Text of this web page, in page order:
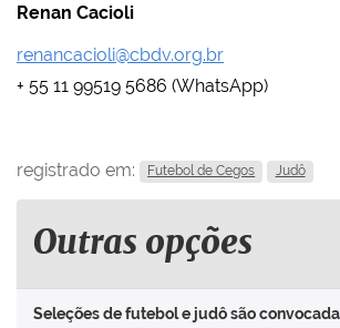
Renan Cacioli
renancacioli@cbdv.org.br
+ 55 11 99519 5686 (WhatsApp)
registrado em: Futebol de Cegos Judô
Outras opções
Seleções de futebol e judô são